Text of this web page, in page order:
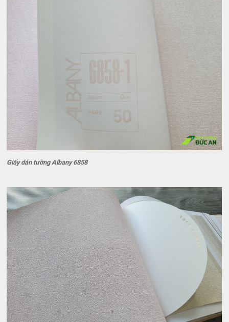
Giấy dán tường Albany 6858